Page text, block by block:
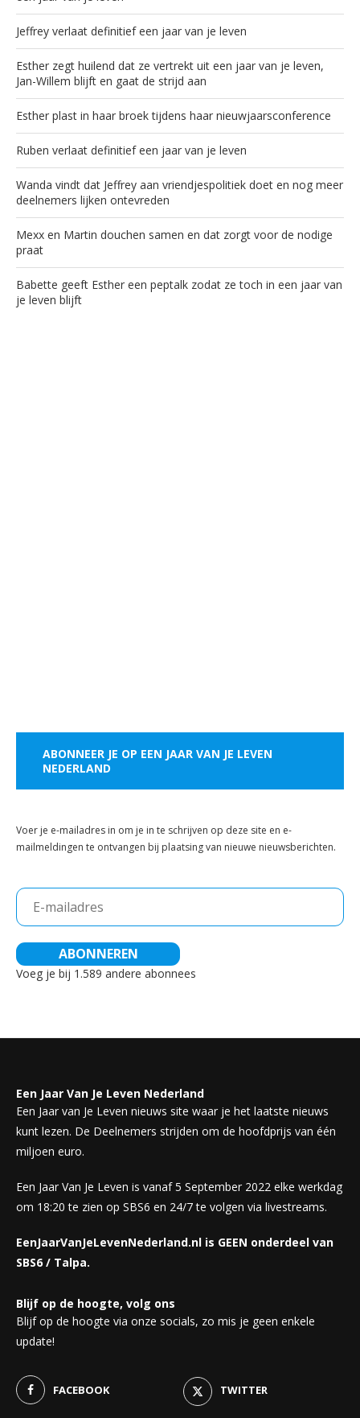
Jeffrey verlaat definitief een jaar van je leven
Esther zegt huilend dat ze vertrekt uit een jaar van je leven,
Jan-Willem blijft en gaat de strijd aan
Esther plast in haar broek tijdens haar nieuwjaarsconference
Ruben verlaat definitief een jaar van je leven
Wanda vindt dat Jeffrey aan vriendjespolitiek doet en nog meer
deelnemers lijken ontevreden
Mexx en Martin douchen samen en dat zorgt voor de nodige
praat
Babette geeft Esther een peptalk zodat ze toch in een jaar van
je leven blijft
ABONNEER JE OP EEN JAAR VAN JE LEVEN
NEDERLAND
Voer je e-mailadres in om je in te schrijven op deze site en e-
mailmeldingen te ontvangen bij plaatsing van nieuwe nieuwsberichten.
E-
mailadres
ABONNEREN
Voeg je bij 1.589 andere abonnees
Een Jaar Van Je Leven Nederland
Een Jaar van Je Leven nieuws site waar je het laatste nieuws
kunt lezen. De Deelnemers strijden om de hoofdprijs van één
miljoen euro.
Een Jaar Van Je Leven is vanaf 5 September 2022 elke werkdag
om 18:20 te zien op SBS6 en 24/7 te volgen via livestreams.
EenJaarVanJeLevenNederland.nl is GEEN onderdeel van
SBS6 / Talpa.
Blijf op de hoogte, volg ons
Blijf op de hoogte via onze socials, zo mis je geen enkele
update!
FACEBOOK TWITTER